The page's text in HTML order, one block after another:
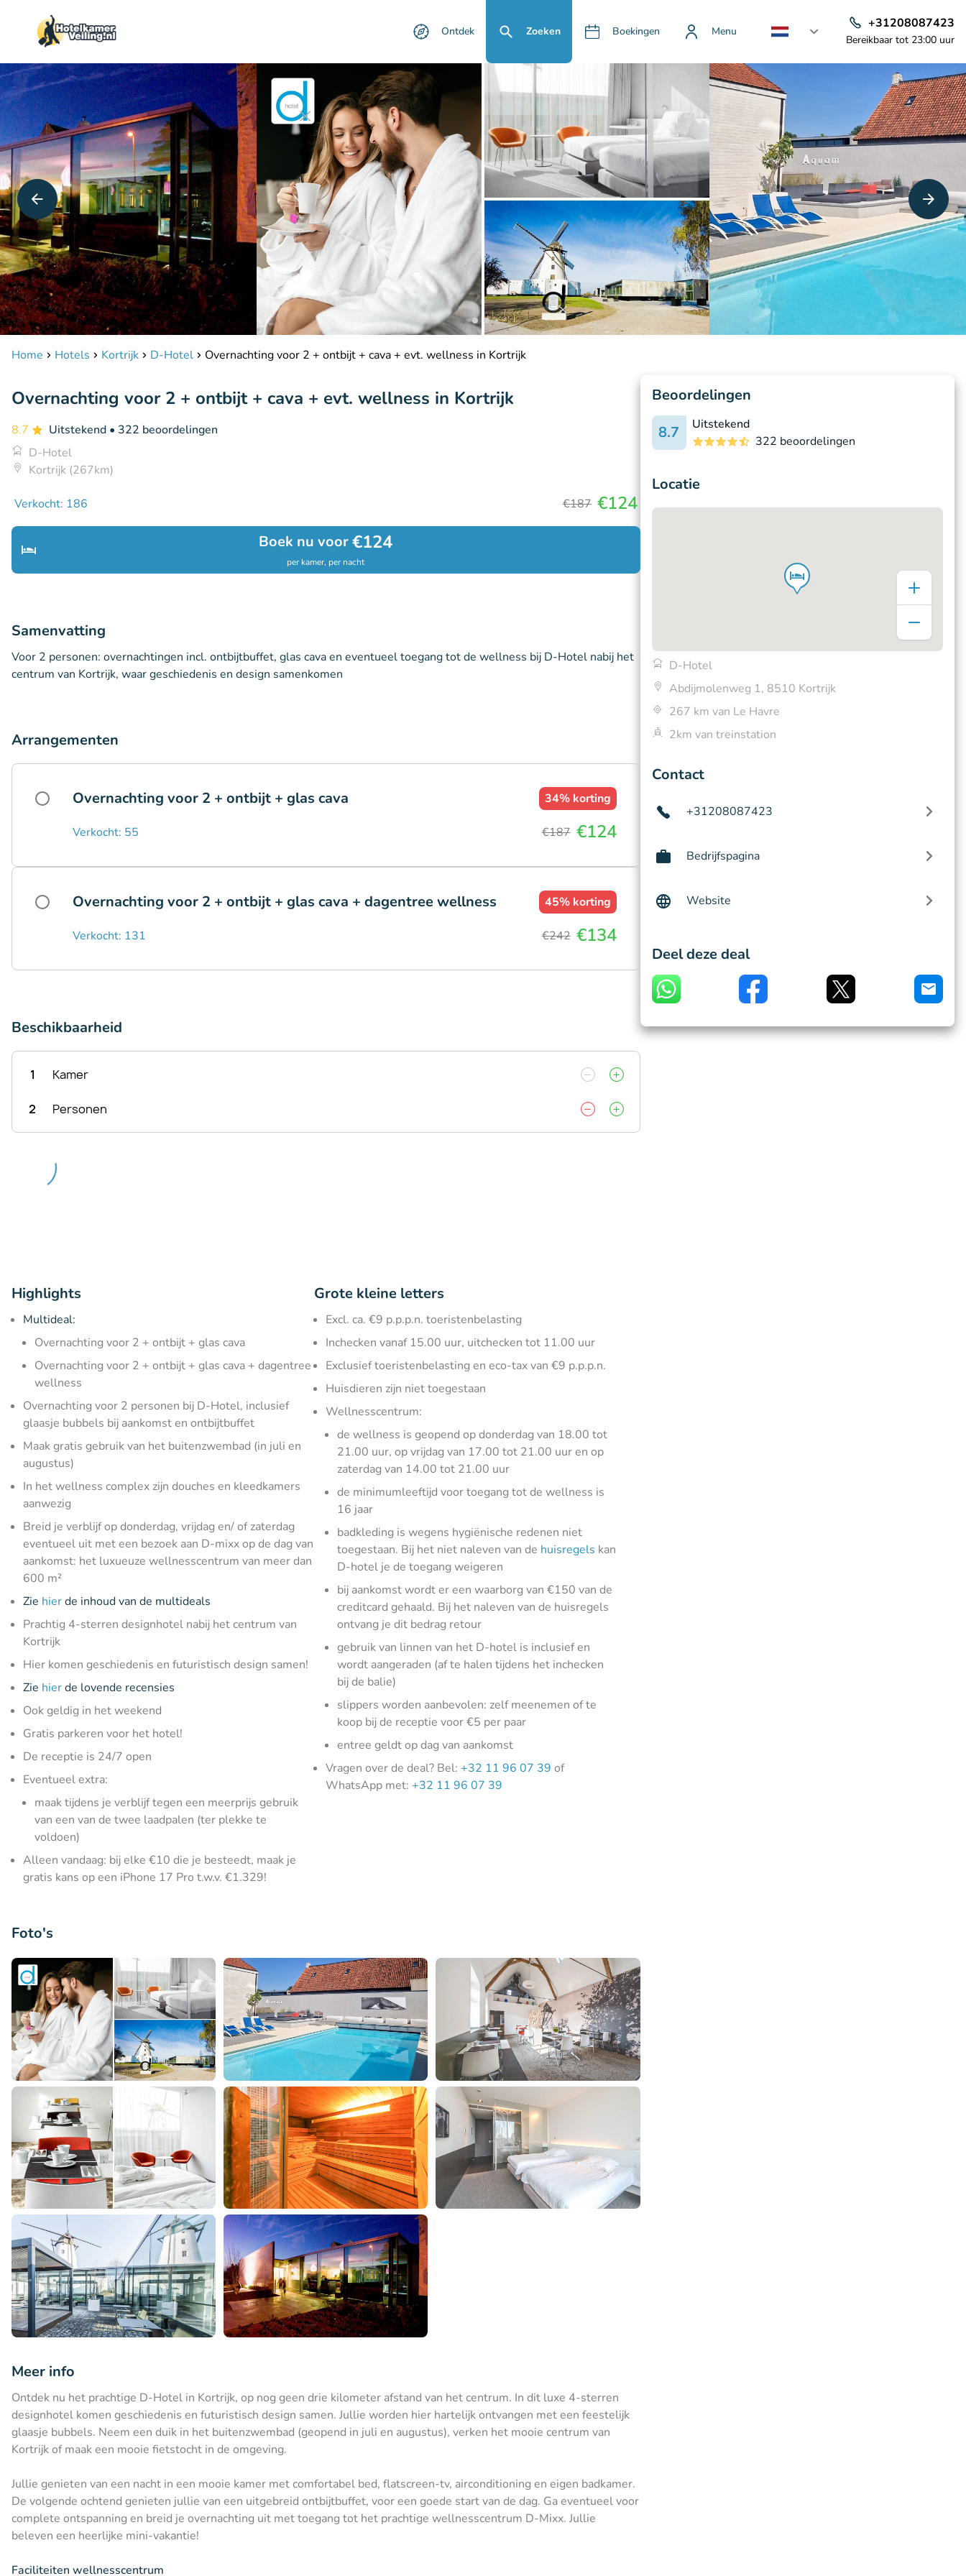
Ontdek Zoeken Boekingen Menu
+31208087423
Bereikbaar tot 23:00 uur
Home Hotels Kortrijk D-Hotel Overnachting voor 2 + ontbijt + cava + evt. wellness in Kortrijk
Overnachting voor 2 + ontbijt + cava + evt. wellness in Kortrijk
8.7 Uitstekend • 322 beoordelingen
D-Hotel
Kortrijk (267km)
Verkocht: 186 €187 €124
Boek nu voor€124
per kamer, per nacht
Samenvatting
Voor 2 personen: overnachtingen incl. ontbijtbuffet, glas cava en eventueel toegang tot de wellness bij D-Hotel nabij het
centrum van Kortrijk, waar geschiedenis en design samenkomen
Arrangementen
Overnachting voor 2 + ontbijt + glas cava 34% korting
Verkocht: 55 €187 €124
Overnachting voor 2 + ontbijt + glas cava + dagentree wellness 45% korting
Verkocht: 131 €242 €134
Beschikbaarheid
1 Kamer
2 Personen
Highlights
Multideal:
Overnachting voor 2 + ontbijt + glas cava
Overnachting voor 2 + ontbijt + glas cava + dagentree
wellness
Overnachting voor 2 personen bij D-Hotel, inclusief
glaasje bubbels bij aankomst en ontbijtbuffet
Maak gratis gebruik van het buitenzwembad (in juli en
augustus)
In het wellness complex zijn douches en kleedkamers
aanwezig
Breid je verblijf op donderdag, vrijdag en/ of zaterdag
eventueel uit met een bezoek aan D-mixx op de dag van
aankomst: het luxueuze wellnesscentrum van meer dan
600 m²
Zie hierde inhoud van de multideals
Prachtig 4-sterren designhotel nabij het centrum van
Kortrijk
Hier komen geschiedenis en futuristisch design samen!
Zie hierde lovende recensies
Ook geldig in het weekend
Gratis parkeren voor het hotel!
De receptie is 24/7 open
Eventueel extra:
maak tijdens je verblijf tegen een meerprijs gebruik
van een van de twee laadpalen (ter plekke te
voldoen)
Alleen vandaag: bij elke €10 die je besteedt, maak je
gratis kans op een iPhone 17 Pro t.w.v. €1.329!
Grote kleine letters
Excl. ca. €9 p.p.p.n. toeristenbelasting
Inchecken vanaf 15.00 uur, uitchecken tot 11.00 uur
Exclusief toeristenbelasting en eco-tax van €9 p.p.p.n.
Huisdieren zijn niet toegestaan
Wellnesscentrum:
de wellness is geopend op donderdag van 18.00 tot
21.00 uur, op vrijdag van 17.00 tot 21.00 uur en op
zaterdag van 14.00 tot 21.00 uur
de minimumleeftijd voor toegang tot de wellness is
16 jaar
badkleding is wegens hygiënische redenen niet
toegestaan. Bij het niet naleven van de huisregels kan
D-hotel je de toegang weigeren
bij aankomst wordt er een waarborg van €150 van de
creditcard gehaald. Bij het naleven van de huisregels
ontvang je dit bedrag retour
gebruik van linnen van het D-hotel is inclusief en
wordt aangeraden (af te halen tijdens het inchecken
bij de balie)
slippers worden aanbevolen: zelf meenemen of te
koop bij de receptie voor €5 per paar
entree geldt op dag van aankomst
Vragen over de deal? Bel:+32 11 96 07 39 of
WhatsApp met:+32 11 96 07 39
Foto's
Meer info
Ontdek nu het prachtige D-Hotel in Kortrijk, op nog geen drie kilometer afstand van het centrum. In dit luxe 4-sterren
designhotel komen geschiedenis en futuristisch design samen. Jullie worden hier hartelijk ontvangen met een feestelijk
glaasje bubbels. Neem een duik in het buitenzwembad (geopend in juli en augustus), verken het mooie centrum van
Kortrijk of maak een mooie fietstocht in de omgeving.
Jullie genieten van een nacht in een mooie kamer met comfortabel bed, flatscreen-tv, airconditioning en eigen badkamer.
De volgende ochtend genieten jullie van een uitgebreid ontbijtbuffet, voor een goede start van de dag. Ga eventueel voor
complete ontspanning en breid je overnachting uit met toegang tot het prachtige wellnesscentrum D-Mixx. Jullie
beleven een heerlijke mini-vakantie!
Faciliteiten wellnesscentrum
Beoordelingen
8.7
Uitstekend
322 beoordelingen
Locatie
D-Hotel
Abdijmolenweg 1, 8510 Kortrijk
267 km van Le Havre
2km van treinstation
Contact
+31208087423
Bedrijfspagina
Website
Deel deze deal